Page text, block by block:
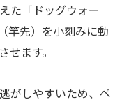
た「ドッグウォー
竿先）を小刻みに動
ます。
がしやすいため、ペ